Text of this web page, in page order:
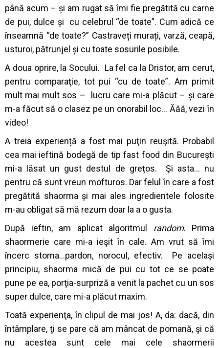
până acum – și am rugat să îmi fie pregătită cu carne
de pui, dulce și cu celebrul “de toate”. Cum adică ce
înseamnă “de toate?” Castraveți murați, varză, ceapă,
usturoi, pătrunjel și cu toate sosurile posibile.
A doua oprire, la Socului. La fel ca la Dristor, am cerut,
pentru comparaţie, tot pui “cu de toate”. Am primit
mult mai mult sos – lucru care mi-a plăcut – și care
m-a făcut să o clasez pe un onorabil loc… Ăăă, vezi în
video!
A treia experiență a fost mai puţin reuşită. Probabil
cea mai ieftină bodegă de tip fast food din București
mi-a lăsat un gust destul de grețos. Şi asta… nu
pentru că sunt vreun mofturos. Dar felul în care a fost
pregătită shaorma și mai ales ingredientele folosite
m-au obligat să mă rezum doar la a o gusta.
După ieftin, am aplicat algoritmul random. Prima
shaormerie care mi-a ieşit în cale. Am vrut să îmi
încerc stoma…pardon, norocul, efectiv. Pe același
principiu, shaorma mică de pui cu tot ce se poate
pune pe ea, porţia-surpriză a venit la pachet cu un sos
super dulce, care mi-a plăcut maxim.
Toată experienţa, în clipul de mai jos! A, da: dacă, din
întâmplare, ţi se pare că am mâncat de pomană, şi că
nu acestea sunt cele mai cele shaormerii